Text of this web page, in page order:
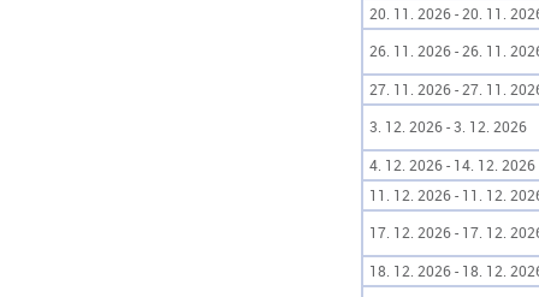
20. 11. 2026 - 20. 11.
26. 11. 2026 - 26. 11.
27. 11. 2026 - 27. 11.
3. 12. 2026 - 3. 12. 2026
4. 12. 2026 - 14. 12. 2026
11. 12. 2026 - 11. 12.
17. 12. 2026 - 17. 12.
18. 12. 2026 - 18. 12.